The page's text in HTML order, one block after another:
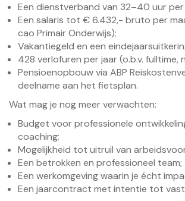
Een dienstverband van 32–40 uur per
Een salaris tot € 6.432,- bruto per
cao Primair Onderwijs);
Vakantiegeld en een
428 verlofuren per jaar (o.b.v. fulltime,
Pensioenopbouw via ABP
deelname aan het fietsplan.
Wat mag je nog meer verwachten:
Budget voor professionele
coaching;
Mogelijkheid tot uitruil van
Een betrokken en professioneel team;
Een werkomgeving waarin je écht
Een jaarcontract met intentie tot